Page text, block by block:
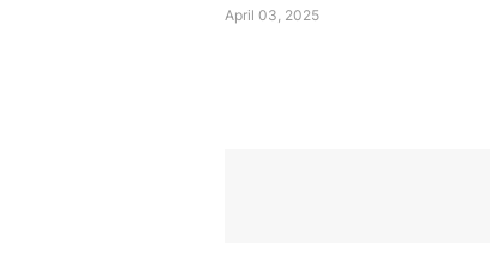
April 03, 2025